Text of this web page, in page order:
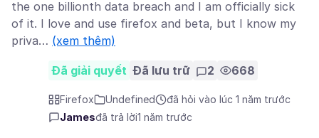
the one billionth data breach and I am officially sick
of it. I love and use firefox and beta, but I know my
priva… (xem thêm)
Đã giải quyết Đã lưu trữ 2 668
Firefox Undefined
đã hỏi vào lúc 1 năm trước
Jamesđã trả lời1 năm trước